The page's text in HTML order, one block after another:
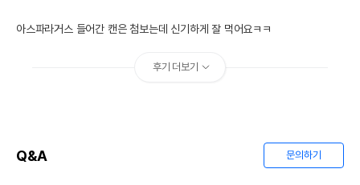
아스파라거스 들어간 캔은 첨보는데 신기하게 잘 먹어요ㅋㅋ
후기 더보기
Q&A 문의하기